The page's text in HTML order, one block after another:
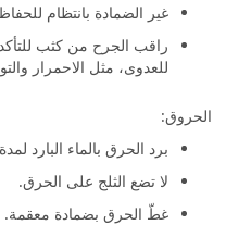
غير الضمادة بانتظام
راقب الجرح من كثب
للعدوى، مثل الاحمرار
الحروق:
برد الحرق بالماء البارد لمدة 20 دقيقة في الأقل.
لا تضع الثلج على الحرق.
غطّ الحرق بضمادة معقمة.